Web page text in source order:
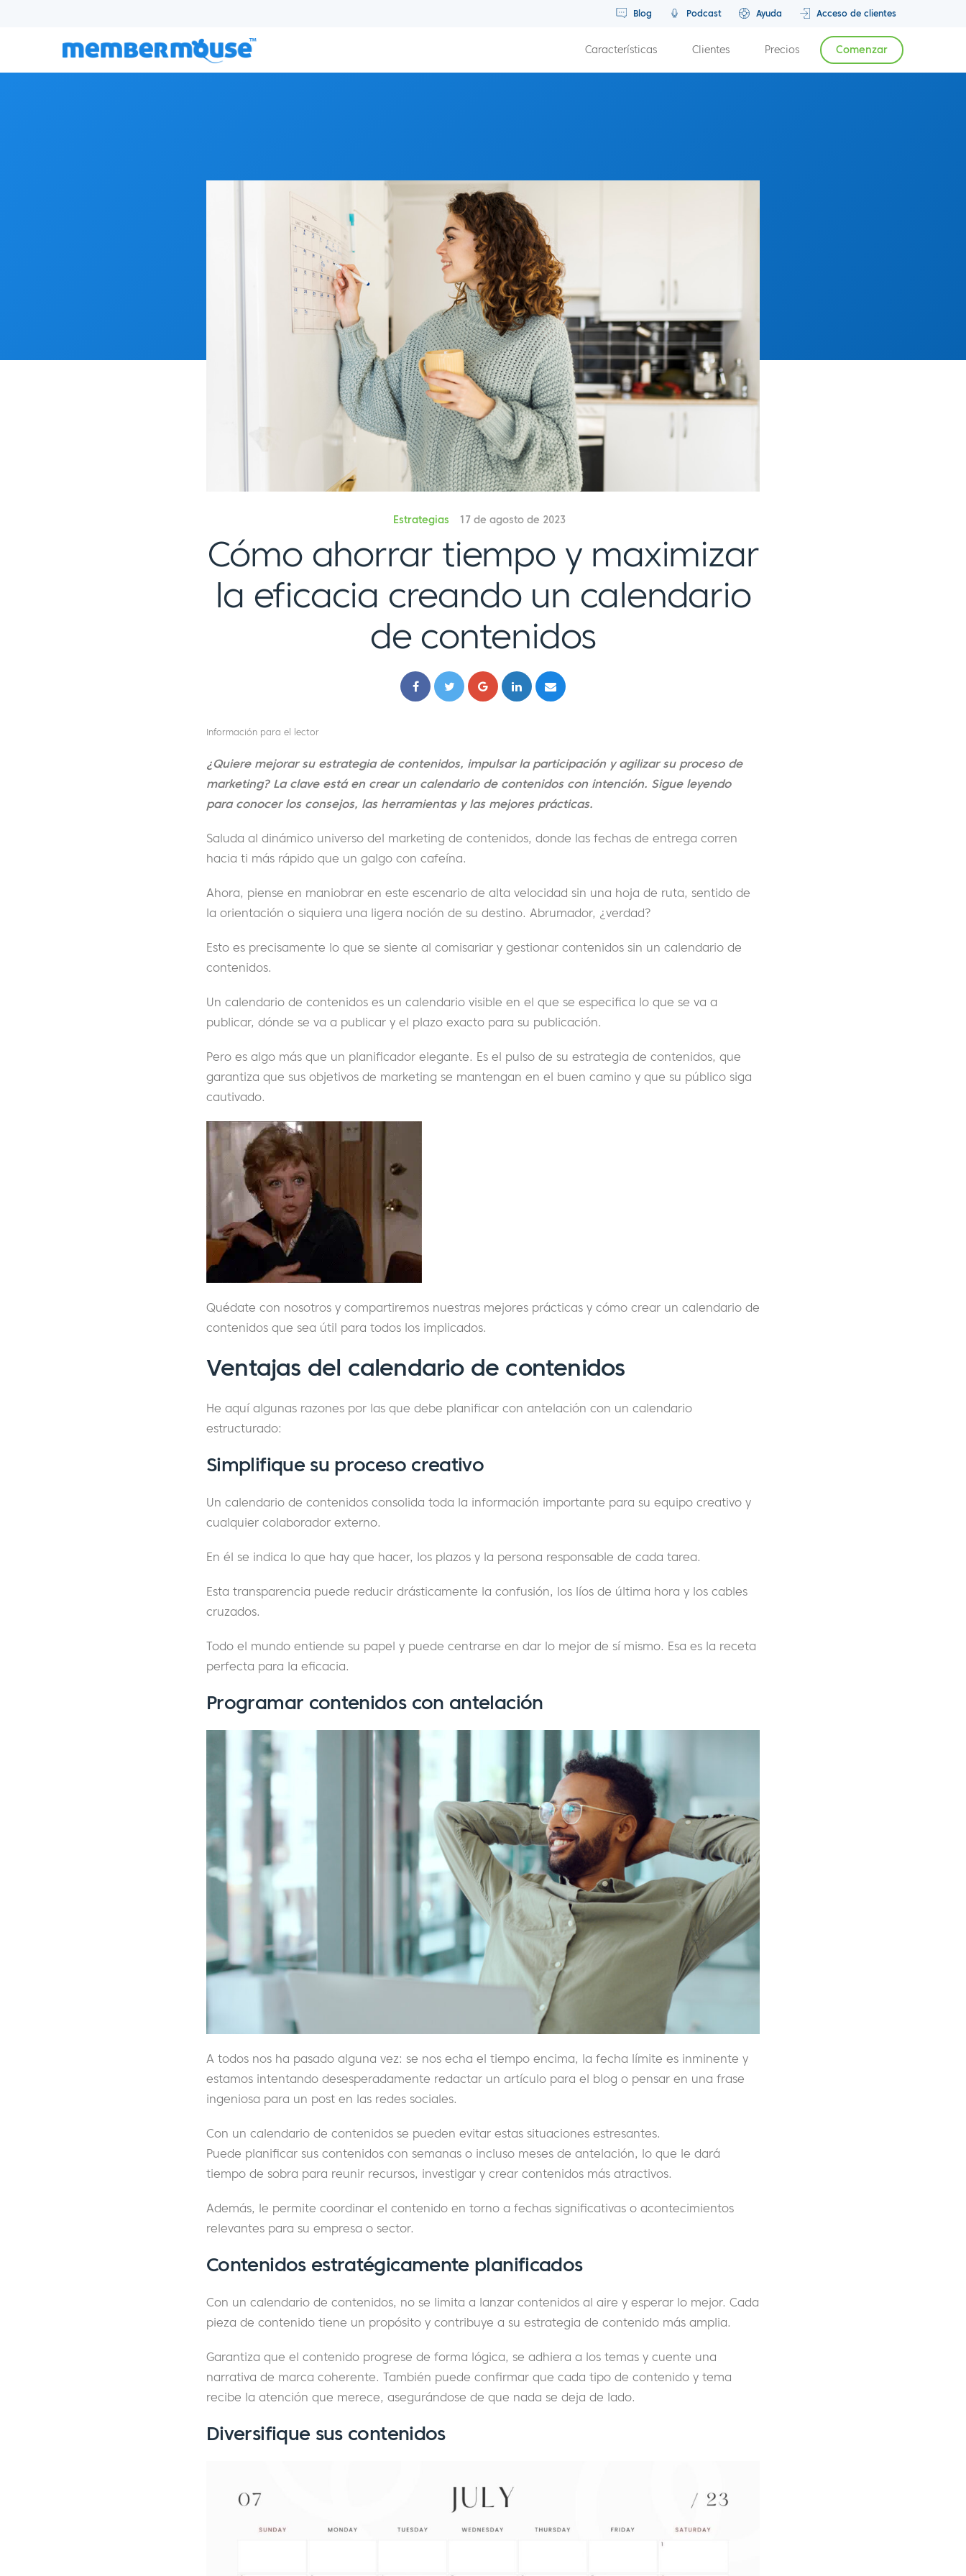
Blog Podcast Ayuda Acceso de clientes
Características Clientes Precios Comenzar
Estrategias 17 de agosto de 2023
Cómo ahorrar tiempo y maximizar
la eficacia creando un calendario
de contenidos
Información para el lector
¿Quiere mejorar su estrategia de contenidos, impulsar la participación y agilizar su proceso de
marketing? La clave está en crear un calendario de contenidos con intención. Sigue leyendo
para conocer los consejos, las herramientas y las mejores prácticas.
Saluda al dinámico universo del marketing de contenidos, donde las fechas de entrega corren
hacia ti más rápido que un galgo con cafeína.
Ahora, piense en maniobrar en este escenario de alta velocidad sin una hoja de ruta, sentido de
la orientación o siquiera una ligera noción de su destino. Abrumador, ¿verdad?
Esto es precisamente lo que se siente al comisariar y gestionar contenidos sin un calendario de
contenidos.
Un calendario de contenidos es un calendario visible en el que se especifica lo que se va a
publicar, dónde se va a publicar y el plazo exacto para su publicación.
Pero es algo más que un planificador elegante. Es el pulso de su estrategia de contenidos, que
garantiza que sus objetivos de marketing se mantengan en el buen camino y que su público siga
cautivado.
Quédate con nosotros y compartiremos nuestras mejores prácticas y cómo crear un calendario de
contenidos que sea útil para todos los implicados.
Ventajas del calendario de contenidos
He aquí algunas razones por las que debe planificar con antelación con un calendario
estructurado:
Simplifique su proceso creativo
Un calendario de contenidos consolida toda la información importante para su equipo creativo y
cualquier colaborador externo.
En él se indica lo que hay que hacer, los plazos y la persona responsable de cada tarea.
Esta transparencia puede reducir drásticamente la confusión, los líos de última hora y los cables
cruzados.
Todo el mundo entiende su papel y puede centrarse en dar lo mejor de sí mismo. Esa es la receta
perfecta para la eficacia.
Programar contenidos con antelación
A todos nos ha pasado alguna vez: se nos echa el tiempo encima, la fecha límite es inminente y
estamos intentando desesperadamente redactar un artículo para el blog o pensar en una frase
ingeniosa para un post en las redes sociales.
Con un calendario de contenidos se pueden evitar estas situaciones estresantes.
Puede planificar sus contenidos con semanas o incluso meses de antelación, lo que le dará
tiempo de sobra para reunir recursos, investigar y crear contenidos más atractivos.
Además, le permite coordinar el contenido en torno a fechas significativas o acontecimientos
relevantes para su empresa o sector.
Contenidos estratégicamente planificados
Con un calendario de contenidos, no se limita a lanzar contenidos al aire y esperar lo mejor. Cada
pieza de contenido tiene un propósito y contribuye a su estrategia de contenido más amplia.
Garantiza que el contenido progrese de forma lógica, se adhiera a los temas y cuente una
narrativa de marca coherente. También puede confirmar que cada tipo de contenido y tema
recibe la atención que merece, asegurándose de que nada se deja de lado.
Diversifique sus contenidos